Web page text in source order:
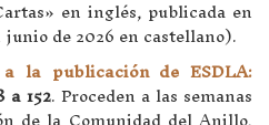
en inglés, publicada en
de 2026 en castellano).
la publicación de ESDLA:
152. Proceden a las semanas